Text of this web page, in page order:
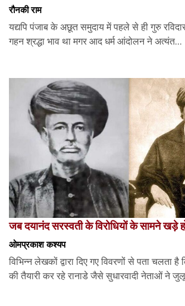
रौनकी राम
यद्यपि पंजाब के अछूत समुदाय में पहले से ही गुरु
गहन श्रद्धा भाव था मगर आद धर्म आंदोलन ने अत्यंत...
जब दयानंद सरस्वती के विरोधियों के सामने खड़े
ओमप्रकाश कश्यप
विभिन्न लेखकों द्वारा दिए गए विवरणों से पता
की तैयारी कर रहे रानाडे जैसे सुधारवादी नेताओं ने